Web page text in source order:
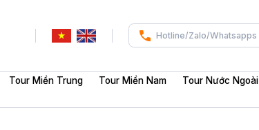
Hotline/Zalo/Whatsapps
Tour Miền Trung Tour Miền Nam Tour Nước Ngoài